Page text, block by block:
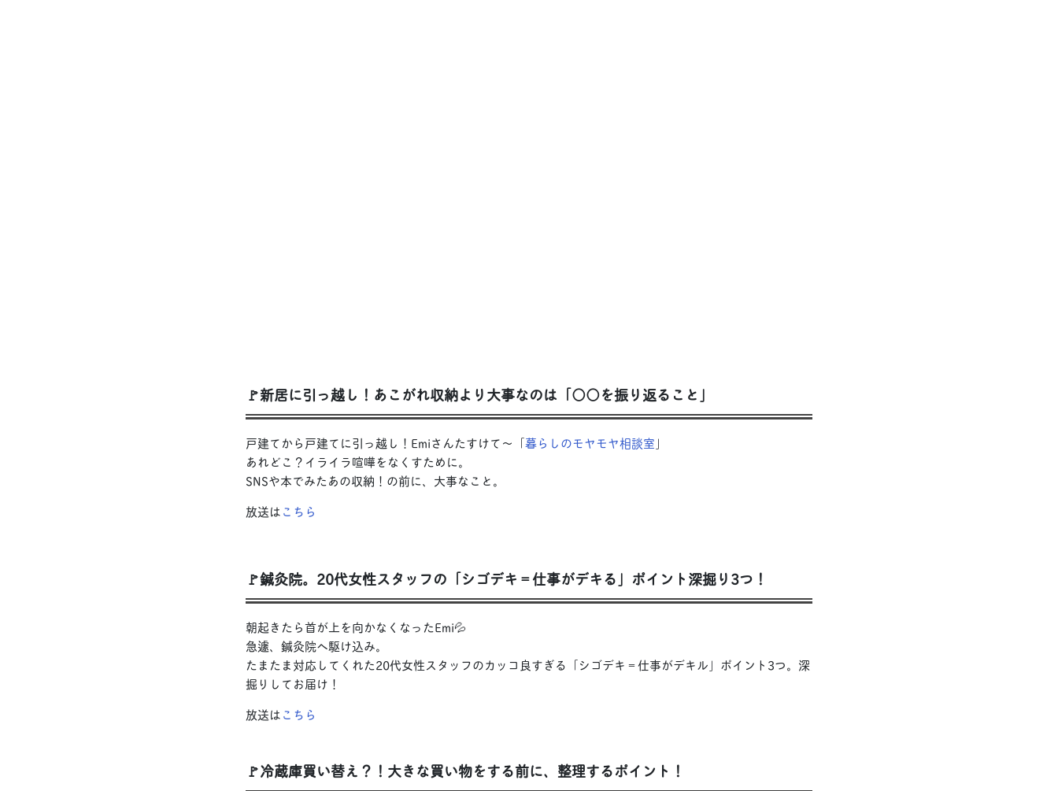
🚩新居に引っ越し！あこがれ収納より大事なのは「○○を振り返ること」
戸建てから戸建てに引っ越し！Emiさんたすけて〜「暮らしのモヤモヤ相談室 」
あれどこ？イライラ喧嘩をなくすために。
SNSや本でみたあの収納！の前に、大事なこと。
放送はこちら
🚩鍼灸院。20代女性スタッフの「シゴデキ＝仕事がデキる」ポイント深掘り3つ！
朝起きたら首が上を向かなくなったEmi💦
急遽、鍼灸院へ駆け込み。
たまたま対応してくれた20代女性スタッフのカッコ良すぎる「シゴデキ＝仕事がデキル」ポイント3つ。深
掘りしてお届け！
放送はこちら
🚩冷蔵庫買い替え？！大きな買い物をする前に、整理するポイント！